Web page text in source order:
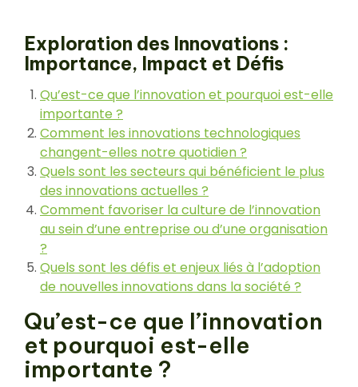
Exploration des Innovations :
Importance, Impact et Défis
Qu’est-ce que l’innovation et pourquoi est-elle
importante ?
Comment les innovations technologiques
changent-elles notre quotidien ?
Quels sont les secteurs qui bénéficient le plus
des innovations actuelles ?
Comment favoriser la culture de l’innovation
au sein d’une entreprise ou d’une organisation
?
Quels sont les défis et enjeux liés à l’adoption
de nouvelles innovations dans la société ?
Qu’est-ce que l’innovation
et pourquoi est-elle
importante ?